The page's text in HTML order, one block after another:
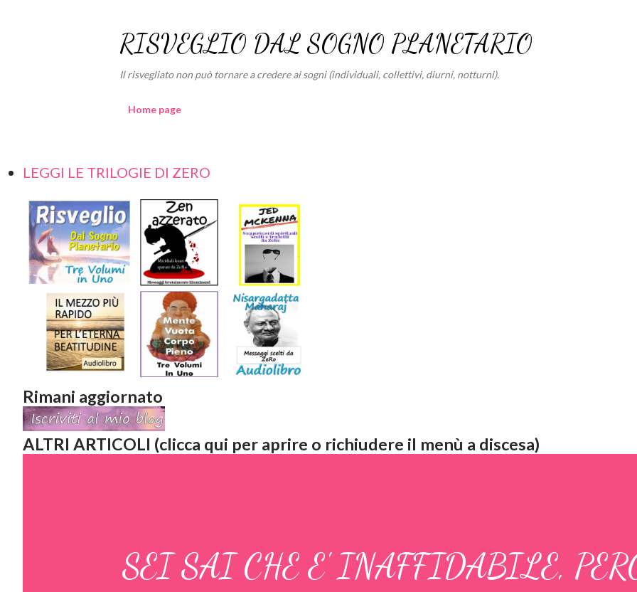
RISVEGLIO DAL SOGNO PLANETARIO
Il risvegliato non può tornare a credere ai sogni (individuali, collettivi, diurni, notturni).
Home page
LEGGI LE TRILOGIE DI ZERO
Rimani aggiornato
ALTRI ARTICOLI (clicca qui per aprire o richiudere il menù a discesa)
SEI SAI CHE E' INAFFIDABILE,